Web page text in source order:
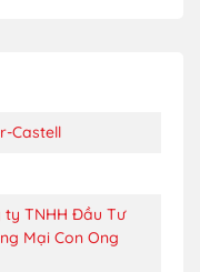
Castell
ty TNHH Đầu Tư
Mại Con Ong